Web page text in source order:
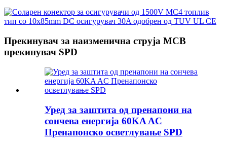
Прекинувач за наизменична струја MCB
прекинувач SPD
Уред за заштита од пренапони на
сончева енергија 60KA AC
Пренапонско осветлување SPD